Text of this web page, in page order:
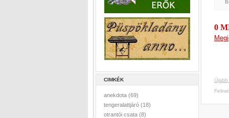
CIMKÉK
anekdota (69)
tengeralattjáró (18)
otrantói csata (8)
0